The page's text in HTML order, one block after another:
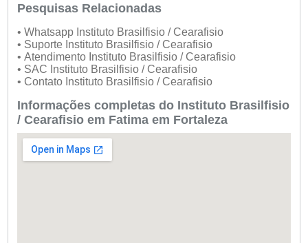
Pesquisas Relacionadas
• Whatsapp Instituto Brasilfisio / Cearafisio
• Suporte Instituto Brasilfisio / Cearafisio
• Atendimento Instituto Brasilfisio / Cearafisio
• SAC Instituto Brasilfisio / Cearafisio
• Contato Instituto Brasilfisio / Cearafisio
Informações completas do Instituto Brasilfisio
/ Cearafisio em Fatima em Fortaleza